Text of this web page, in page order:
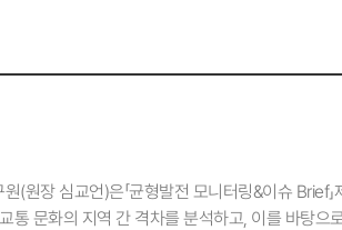
(원장 심교언)은「균형발전 모니터링&이슈 Brief
통 문화의 지역 간 격차를 분석하고, 이를 바탕으